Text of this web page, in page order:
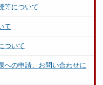
等について
て
ついて
への申請、お問い合わせに